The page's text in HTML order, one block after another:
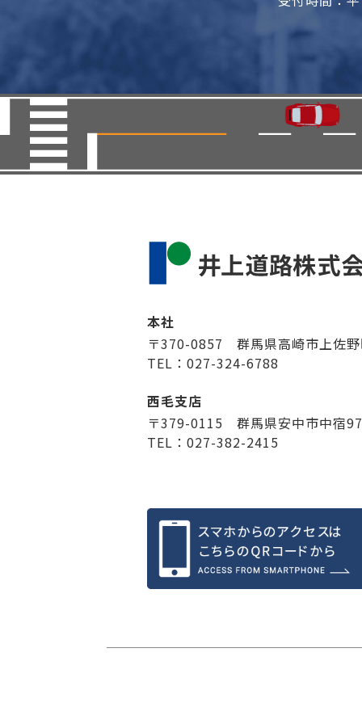
本社
〒370-0857 群馬県高崎市上佐
TEL：027-324-6788
西毛支店
〒379-0115 群馬県安中市中宿
TEL：027-382-2415